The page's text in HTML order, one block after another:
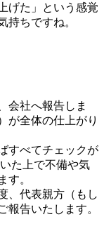
げた」という感覚
持ちですね。
会社へ報告しま
が全体の仕上がり
すべてチェックが
た上で不備や気
す。
、代表親方（もし
報告いたします。